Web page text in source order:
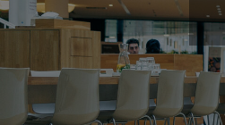
Beroepen
Werkomgevingen